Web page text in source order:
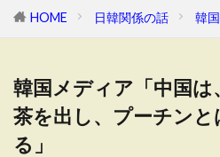
HOME 日韓関係の話 韓
韓国メディア「中国
茶を出し、プーチンと
る」